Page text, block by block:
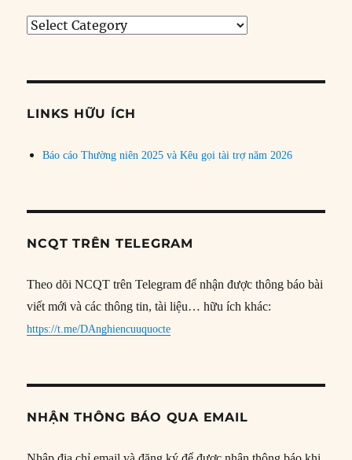
Tìm
đề
LINKS HỮU ÍCH
Báo cáo Thường niên 2025 và Kêu gọi tài trợ năm 2026
NCQT TRÊN TELEGRAM
Theo dõi NCQT trên Telegram để nhận được thông báo bài
viết mới và các thông tin, tài liệu… hữu ích khác:
https://t.me/DAnghiencuuquocte
NHẬN THÔNG BÁO QUA EMAIL